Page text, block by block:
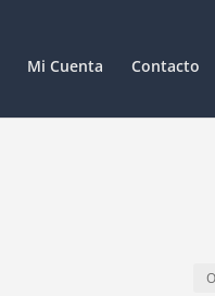
Mi Cuenta Contacto